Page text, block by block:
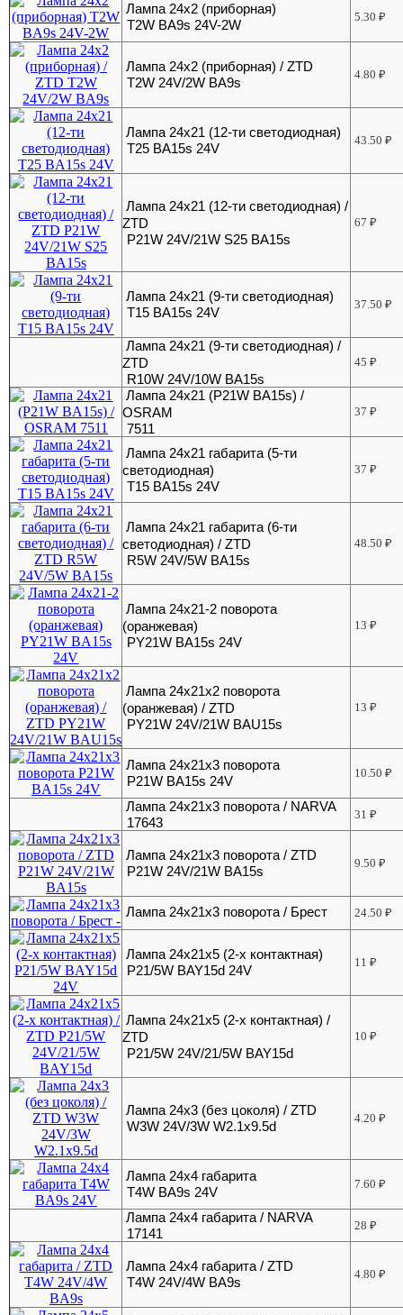
Лампа 24х2 (приборная)
T2W BA9s 24V-2W
5.30₽
Лампа 24х2 (приборная) / ZTD
T2W 24V/2W BA9s
4.80₽
Лампа 24х21 (12-ти светодиодная)
T25 BA15s 24V
43.50₽
Лампа 24х21 (12-ти светодиодная) /
ZTD
P21W 24V/21W S25 BA15s
67₽
Лампа 24х21 (9-ти светодиодная)
T15 BA15s 24V
37.50₽
Лампа 24х21 (9-ти светодиодная) /
ZTD
R10W 24V/10W BA15s
45₽
Лампа 24х21 (P21W BA15s) /
OSRAM
7511
37₽
Лампа 24х21 габарита (5-ти
светодиодная)
T15 BA15s 24V
37₽
Лампа 24х21 габарита (6-ти
светодиодная) / ZTD
R5W 24V/5W BA15s
48.50₽
Лампа 24х21-2 поворота
(оранжевая)
PY21W BA15s 24V
13₽
Лампа 24х21х2 поворота
(оранжевая) / ZTD
PY21W 24V/21W BAU15s
13₽
Лампа 24х21х3 поворота
P21W BA15s 24V
10.50₽
Лампа 24х21х3 поворота / NARVA
17643
31₽
Лампа 24х21х3 поворота / ZTD
P21W 24V/21W BA15s
9.50₽
Лампа 24х21х3 поворота / Брест 24.50₽
Лампа 24х21х5 (2-х контактная)
P21/5W BAY15d 24V
11₽
Лампа 24х21х5 (2-х контактная) /
ZTD
P21/5W 24V/21/5W BAY15d
10₽
Лампа 24х3 (без цоколя) / ZTD
W3W 24V/3W W2.1x9.5d
4.20₽
Лампа 24х4 габарита
T4W BA9s 24V
7.60₽
Лампа 24х4 габарита / NARVA
17141
28₽
Лампа 24х4 габарита / ZTD
T4W 24V/4W BA9s
4.80₽